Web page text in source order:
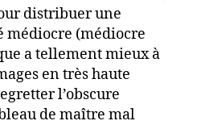
distribuer une
médiocre (médiocre
a tellement mieux à
en très haute
l’obscure
de maître mal